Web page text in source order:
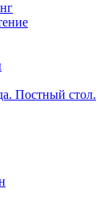
Постный стол.